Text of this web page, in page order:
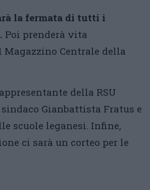
la fermata di tutti i
Poi prenderà vita
Magazzino Centrale della
della RSU
Gianbattista Fratus e
scuole leganesi. Infine,
ci sarà un corteo per le